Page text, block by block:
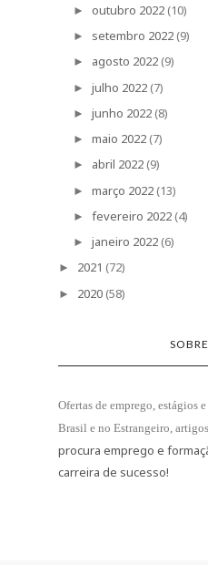
► outubro 2022 (10)
► setembro 2022 (9)
► agosto 2022 (9)
► julho 2022 (7)
► junho 2022 (8)
► maio 2022 (7)
► abril 2022 (9)
► março 2022 (13)
► fevereiro 2022 (4)
► janeiro 2022 (6)
► 2021 (72)
► 2020 (58)
Ofertas de emprego, estágios
Brasil e no Estrangeiro ,
procura emprego e
carreira de sucesso!